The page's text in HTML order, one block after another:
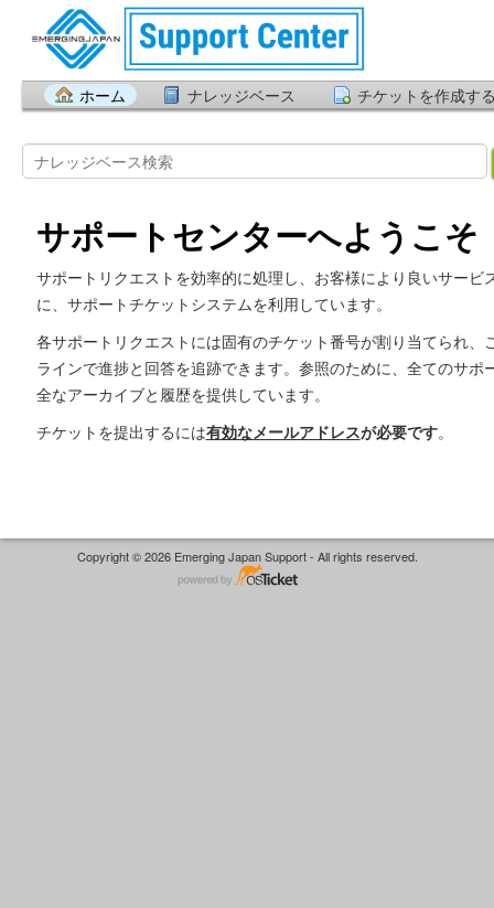
ホーム ナレッジベース チケットを作成す
サポートセンターへようこそ
サポートリクエストを効率的に処理し、お客様により良いサービ
に、サポートチケットシステムを利用しています。
各サポートリクエストには固有のチケット番号が割り当てられ、
ラインで進捗と回答を追跡できます。参照のために、全てのサポ
全なアーカイブと履歴を提供しています。
チケットを提出するには有効なメールアドレスが必要です。
Copyright © 2026 Emerging Japan Support - All rights reserved.